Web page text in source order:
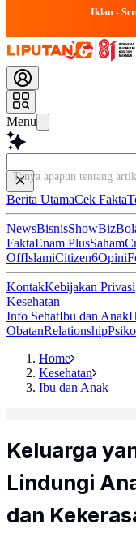
Iklan -
Menu
Tanya apapun tentang
Berita UtamaCek Fakta
NewsBisnisShowBiz
FaktaEnam PlusSaham
OffIslamiCitizen6Opini
KontakKebijakan Privasi
Kesehatan
Info SehatIbu dan Anak
ObatanRelationship
Home
Kesehatan
Ibu dan Anak
Keluarga
Lindungi
dan